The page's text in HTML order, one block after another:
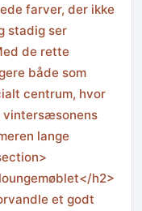
farver, der ikke
stadig ser
de rette
både som
centrum, hvor
vintersæsonens
lange
h2>
et godt